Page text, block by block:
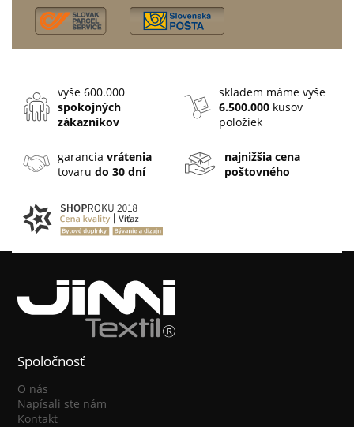
vyše 600.000
spokojných
zákazníkov
skladem máme vyše
6.500.000 kusov
položiek
garanciavrátenia
tovarudo 30 dní
najnižšia cena
poštovného
Spoločnosť
O nás
Napísali ste nám
Kontakt